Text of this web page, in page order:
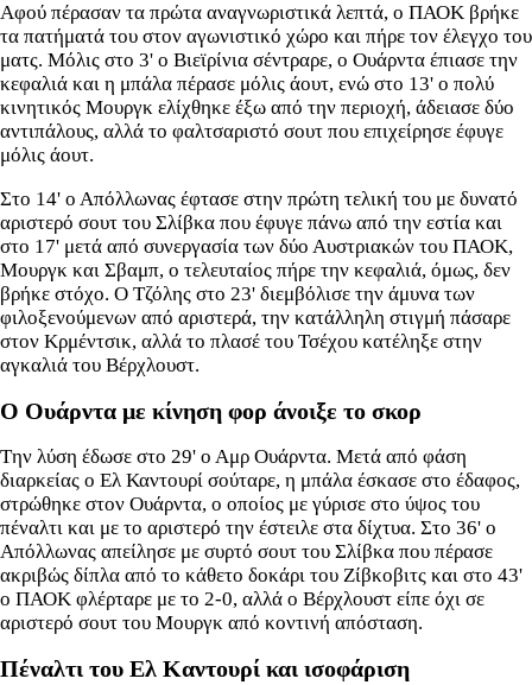
Αφού πέρασαν τα πρώτα αναγνωριστικά λεπτά, ο ΠΑΟΚ βρήκε
τα πατήματά του στον αγωνιστικό χώρο και πήρε τον έλεγχο του
ματς. Μόλις στο 3' ο Βιεϊρίνια σέντραρε, ο Ουάρντα έπιασε την
κεφαλιά και η μπάλα πέρασε μόλις άουτ, ενώ στο 13' ο πολύ
κινητικός Μουργκ ελίχθηκε έξω από την περιοχή, άδειασε δύο
αντιπάλους, αλλά το φαλτσαριστό σουτ που επιχείρησε έφυγε
μόλις άουτ.
Στο 14' ο Απόλλωνας έφτασε στην πρώτη τελική του με δυνατό
αριστερό σουτ του Σλίβκα που έφυγε πάνω από την εστία και
στο 17' μετά από συνεργασία των δύο Αυστριακών του ΠΑΟΚ,
Μουργκ και Σβαμπ, ο τελευταίος πήρε την κεφαλιά, όμως, δεν
βρήκε στόχο. Ο Τζόλης στο 23' διεμβόλισε την άμυνα των
φιλοξενούμενων από αριστερά, την κατάλληλη στιγμή πάσαρε
στον Κρμέντσικ, αλλά το πλασέ του Τσέχου κατέληξε στην
αγκαλιά του Βέρχλουστ.
Ο Ουάρντα με κίνηση φορ άνοιξε το σκορ
Tην λύση έδωσε στο 29' ο Αμρ Ουάρντα. Μετά από φάση
διαρκείας ο Ελ Καντουρί σούταρε, η μπάλα έσκασε στο έδαφος,
στρώθηκε στον Ουάρντα, ο οποίος με γύρισε στο ύψος του
πέναλτι και με το αριστερό την έστειλε στα δίχτυα. Στο 36' ο
Απόλλωνας απείλησε με συρτό σουτ του Σλίβκα που πέρασε
ακριβώς δίπλα από το κάθετο δοκάρι του Ζίβκοβιτς και στο 43'
ο ΠΑΟΚ φλέρταρε με το 2-0, αλλά ο Βέρχλουστ είπε όχι σε
αριστερό σουτ του Μουργκ από κοντινή απόσταση.
Πέναλτι του Ελ Καντουρί και ισοφάριση